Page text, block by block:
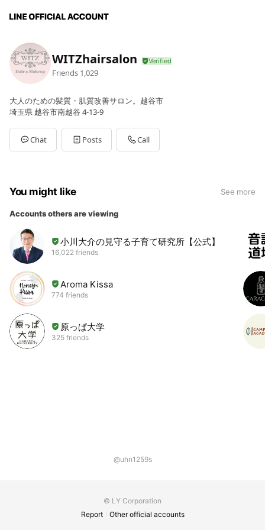
WITZhairsalon
Friends 1,029
大人のための髪質・肌質改善サロン。越谷市
埼玉県 越谷市南越谷 4-13-9
Chat Posts Call
You might like See more
Accounts others are viewing
小川大介の見守る子育て研究所【公式】
16,022 friends
Aroma Kissa
774 friends
原っぱ大学
325 friends
@uhn1259s
© LY Corporation
Report
Other official accounts